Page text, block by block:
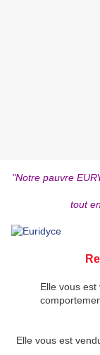
"Notre pauvre
tout
Elle vous
Elle vous est